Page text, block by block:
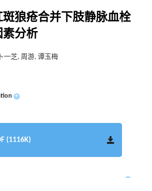
斑狼疮合并下肢静脉血栓
素分析
一芝, 周游, 谭玉梅
+
(1116K)